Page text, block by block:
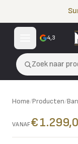
4,3
Zoek naar
Home/Producten/
VANAF€